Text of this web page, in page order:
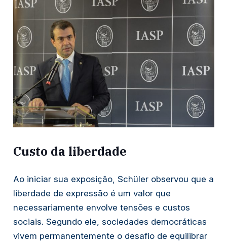
Custo da liberdade
Ao iniciar sua exposição, Schüler observou que a
liberdade de expressão é um valor que
necessariamente envolve tensões e custos
sociais. Segundo ele, sociedades democráticas
vivem permanentemente o desafio de equilibrar